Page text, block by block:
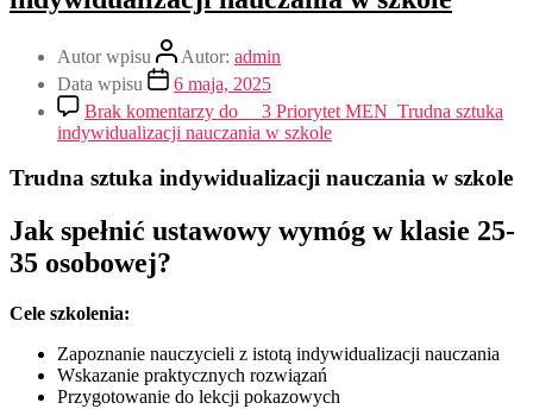
Autor wpisu Autor: admin
Data wpisu
6 maja, 2025
Brak komentarzy do __3 Priorytet MEN_Trudna sztuka
indywidualizacji nauczania w szkole
Trudna sztuka indywidualizacji nauczania w szkole
Jak spełnić ustawowy wymóg w klasie 25-
35 osobowej?
Cele szkolenia:
Zapoznanie nauczycieli z istotą indywidualizacji nauczania
Wskazanie praktycznych rozwiązań
Przygotowanie do lekcji pokazowych